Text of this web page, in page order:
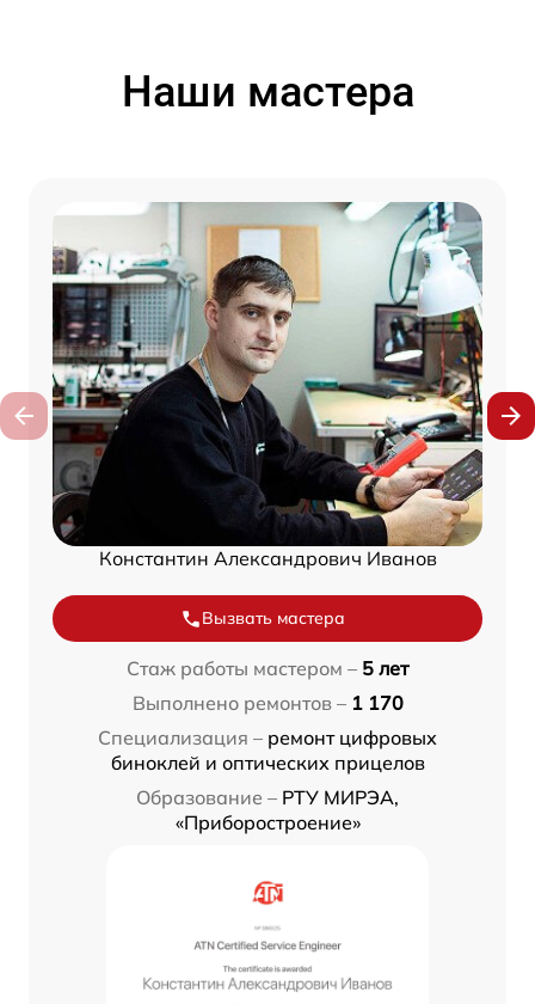
Наши мастера
Константин Александрович Иванов
Вызвать мастера
Стаж работы мастером – 5 лет
Выполнено ремонтов – 1 170
Специализация – ремонт цифровых
биноклей и оптических прицелов
Образование – РТУ МИРЭА,
«Приборостроение»